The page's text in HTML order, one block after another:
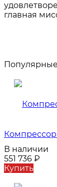
главная
Компрессор
В наличии
551 736 ₽
Купить